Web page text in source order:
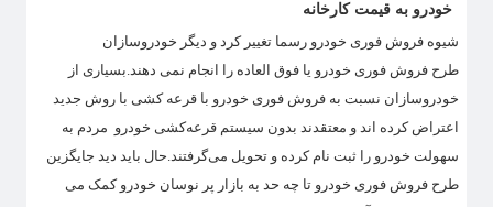
خودرو به قیمت کارخانه
​شیوه فروش فوری خودرو رسما تغییر کرد و دیگر خودروسازان
طرح فروش فوری خودرو یا فوق العاده را انجام نمی دهند.بسیاری از
خودروسازان نسبت به فروش فوری خودرو با قرعه کشی با روش جدید
اعتراض کرده اند و معتقدند بدون سیستم قرعه‌کشی خودرو مردم به
سهولت خودرو را ثبت نام کرده و تحویل می‌گرفتند.حال باید دید جایگزین
طرح فروش فوری خودرو تا چه حد به بازار پر نوسان خودرو کمک می